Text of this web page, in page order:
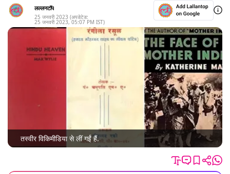
लल्लनटॉप
25 जनवरी 2023 (अपडेटेड:
25 जनवरी 2023, 05:07 PM IST)
तस्वीर विकिमीडिया से लीं गईं हैं.